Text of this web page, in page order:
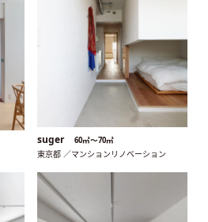
suger 60㎡〜70㎡
東京都 ／マンションリノベーション